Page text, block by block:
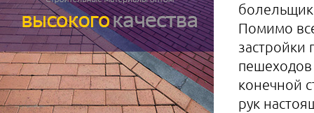
Помимо
застройки
пешеходов
конечной
рук